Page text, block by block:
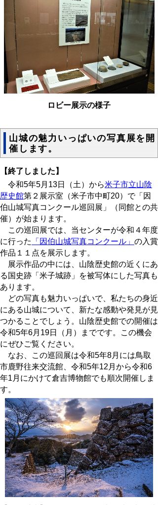
ロビー展示の様子
山城の魅力いっぱいの写真展を開
催します。
【終了しました】
令和5年5月13日（土）から米子市立山陰
歴史館第２展示室（米子市中町20）で「因
伯山城写真コンクール巡回展」（同館との共
催）が始まります。
この巡回展では、当センターが令和４年度
に行った
「因伯山城写真コンクール」 の入賞
作品１１点を展示します。
展示作品の中には、山陰歴史館の近くにあ
る国史跡「米子城跡」を被写体にした写真も
あります。
どの写真も魅力いっぱいで、私たちの身近
にある山城について、新たな感動や発見が見
つかることでしょう。山陰歴史館での開催は
令和5年6月19日（月）までです。この機会
にぜひご覧ください。
なお、この巡回展は令和5年8月には鳥取
市鹿野往来交流館、令和5年12月から令和6
年1月にかけて倉吉博物館でも順次開催しま
す。